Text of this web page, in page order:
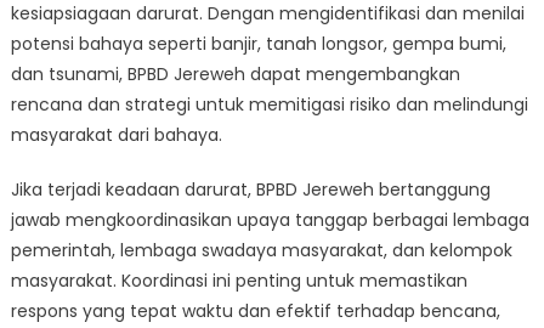
kesiapsiagaan darurat. Dengan mengidentifikasi dan menilai
potensi bahaya seperti banjir, tanah longsor, gempa bumi,
dan tsunami, BPBD Jereweh dapat mengembangkan
rencana dan strategi untuk memitigasi risiko dan melindungi
masyarakat dari bahaya.
Jika terjadi keadaan darurat, BPBD Jereweh bertanggung
jawab mengkoordinasikan upaya tanggap berbagai lembaga
pemerintah, lembaga swadaya masyarakat, dan kelompok
masyarakat. Koordinasi ini penting untuk memastikan
respons yang tepat waktu dan efektif terhadap bencana,